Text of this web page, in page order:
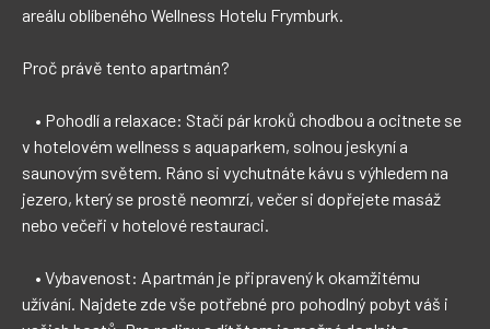
areálu oblíbeného Wellness Hotelu Frymburk.
Proč právě tento apartmán?
v hotelovém wellness s aquaparkem, solnou jeskyní a
saunovým světem. Ráno si vychutnáte kávu s výhledem na
jezero, který se prostě neomrzí, večer si dopřejete masáž
nebo večeři v hotelové restauraci.
užívání. Najdete zde vše potřebné pro pohodlný pobyt váš i